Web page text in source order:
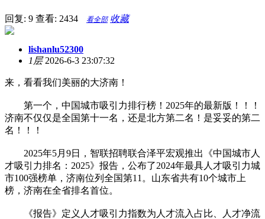
回复: 9 查看: 2434 看全部 收藏
lishanlu52300
1层2026-6-3 23:07:32
来，看看我们美丽的大济南！
第一个，中国城市吸引力排行榜！2025年的最新版！！！
济南不仅仅是全国第十一名，还是北方第二名！是妥妥的第二
名！！！
2025年5月9日，智联招聘联合泽平宏观推出《中国城市人
才吸引力排名：2025》报告，公布了2024年最具人才吸引力城
市100强榜单，济南位列全国第11。山东省共有10个城市上
榜，济南在全省排名首位。
《报告》定义人才吸引力指数为人才流入占比、人才净流